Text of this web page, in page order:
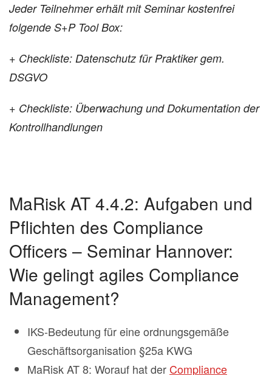
Jeder Teilnehmer erhält mit Seminar kostenfrei
folgende S+P Tool Box:
+ Checkliste: Datenschutz für Praktiker gem.
DSGVO
+ Checkliste: Überwachung und Dokumentation der
Kontrollhandlungen
MaRisk AT 4.4.2: Aufgaben und
Pflichten des Compliance
Officers – Seminar Hannover:
Wie gelingt agiles Compliance
Management?
IKS-Bedeutung für eine ordnungsgemäße
Geschäftsorganisation §25a KWG
MaRisk AT 8: Worauf hat der Compliance